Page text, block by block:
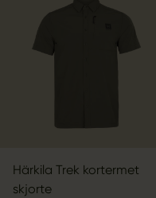
Härkila Trek kortermet
skjorte